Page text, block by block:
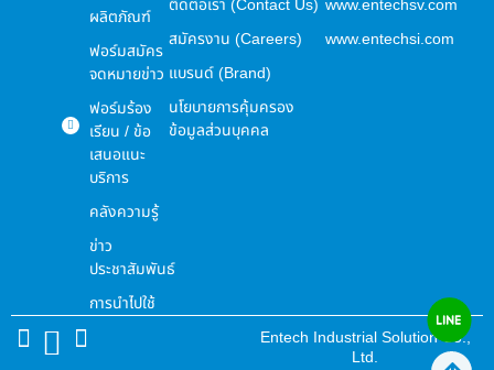
ผลิตภัณฑ์
ฟอร์มสมัคร
จดหมายข่าว
ฟอร์มร้อง
เรียน / ข้อ
เสนอแนะ
บริการ
คลังความรู้
ข่าว
ประชาสัมพันธ์
การนำไปใช้
ติดต่อเรา (Contact Us)
สมัครงาน (Careers)
แบรนด์ (Brand)
นโยบายการคุ้มครอง
ข้อมูลส่วนบุคคล
www.entechsv.com
www.entechsi.com
Entech Industrial Solution Co.,
Ltd.